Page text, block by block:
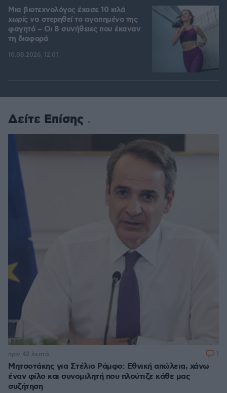
Μια βιοτεχνολόγος έχασε 10 κιλά
χωρίς να στερηθεί το αγαπημένο της
φαγητό – Οι 8 συνήθειες που έκαναν
τη διαφορά
10.08.2026, 12:01
Δείτε Επίσης
Μητσοτάκης για Στέλιο Ράμφο: Εθνική απώλεια, χάνω
έναν φίλο και συνομιλητή που πλούτιζε κάθε μας
συζήτηση
πριν 42 λεπτά 1